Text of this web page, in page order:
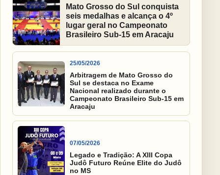
Mato Grosso do Sul conquista
seis medalhas e alcança o 4º
lugar geral no Campeonato
Brasileiro Sub-15 em Aracaju
25/05/2026
Arbitragem de Mato Grosso do
Sul se destaca no Exame
Nacional realizado durante o
Campeonato Brasileiro Sub-15 em
Aracaju
07/05/2026
Legado e Tradição: A XIII Copa
Judô Futuro Reúne Elite do Judô
no MS